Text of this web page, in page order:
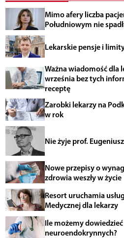
Mimo afery liczba
Południowym nie
Lekarskie pensje i
Ważna wiadomość dla
września bez tych
receptę
Zarobki lekarzy na
w rok
Nie żyje prof.
Nowe przepisy o
zdrowia weszły w życie
Resort uruchamia
Medycznej dla lekarzy
Ile możemy
neuroendokrynnych?